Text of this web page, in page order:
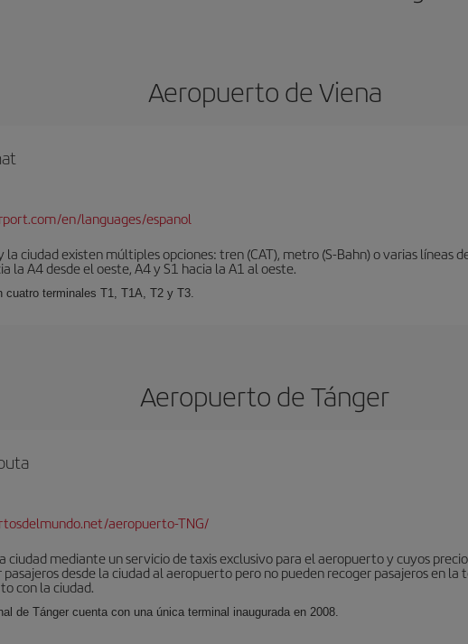
Aeropuerto de Viena
en/languages/espanol
ciudad existen múltiples opciones: tren (CAT), metro (S-Bahn) o varias líneas
la A4 desde el oeste, A4 y S1 hacia la A1 al oeste.
cuatro terminales T1, T1A, T2 y T3.
Aeropuerto de Tánger
aeropuerto-TNG/
mediante un servicio de taxis exclusivo para el aeropuerto y cuyos
desde la ciudad al aeropuerto pero no pueden recoger pasajeros en
con la ciudad.
de Tánger cuenta con una única terminal inaugurada en 2008.